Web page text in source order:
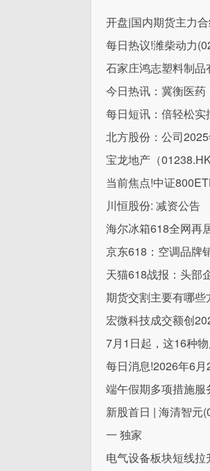
开盘|国内期货主力
每日热议!潍柴动力
石家庄鸿志塑料制
今日热讯：冀衡医
每日短讯：倍轻松
北方股份：公司
宝龙地产（
当前焦点!中证
川恒股份: 减资公告
海尔冰箱618全网再
京东618：空调品牌
天猫618战报：头部
期货交割主要有哪些
宏微科技成交额创
7月1日起，这16种
每日消息!2026年6
端午假期多项措施
新股首日 | 海清智元
一 独家
电气设备板块短线